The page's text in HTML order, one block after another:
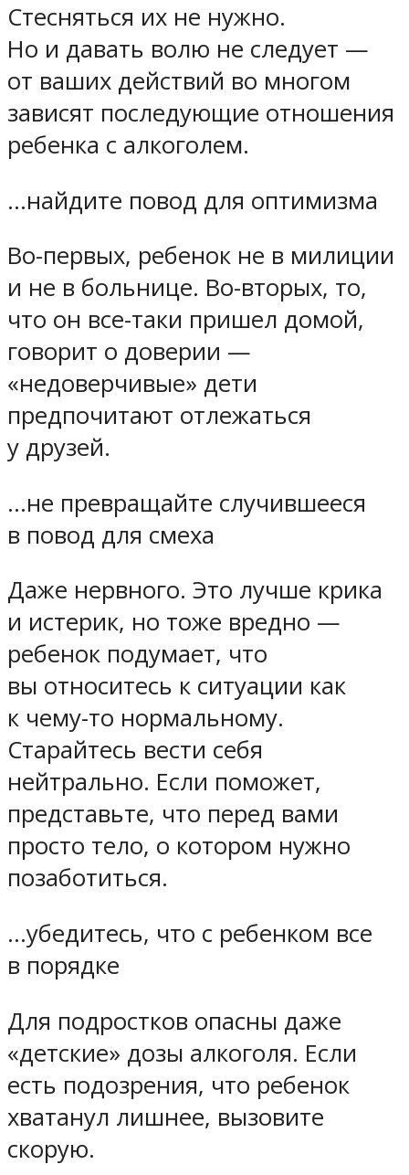
Стесняться их не нужно.
Но и давать волю не следует —
от ваших действий во многом
зависят последующие отношения
ребенка с алкоголем.
…найдите повод для оптимизма
Во-первых, ребенок не в милиции
и не в больнице. Во-вторых, то,
что он все-таки пришел домой,
говорит о доверии —
«недоверчивые» дети
предпочитают отлежаться
у друзей.
…не превращайте случившееся
в повод для смеха
Даже нервного. Это лучше крика
и истерик, но тоже вредно —
ребенок подумает, что
вы относитесь к ситуации как
к чему-то нормальному.
Старайтесь вести себя
нейтрально. Если поможет,
представьте, что перед вами
просто тело, о котором нужно
позаботиться.
…убедитесь, что с ребенком все
в порядке
Для подростков опасны даже
«детские» дозы алкоголя. Если
есть подозрения, что ребенок
хватанул лишнее, вызовите
скорую.